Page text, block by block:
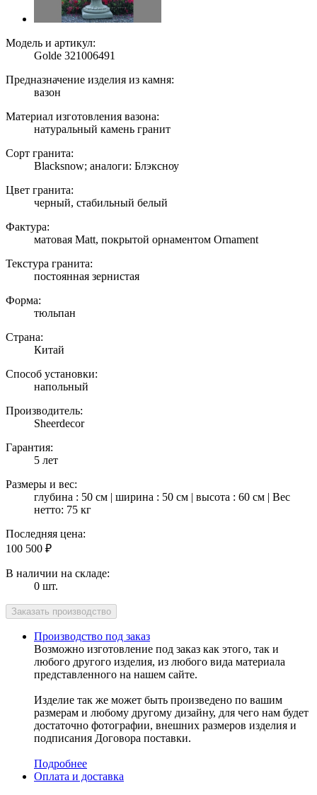
Модель и артикул:
Golde 321006491
Предназначение изделия из камня:
вазон
Материал изготовления вазона:
натуральный камень гранит
Сорт гранита:
Blacksnow; аналоги: Блэксноу
Цвет гранита:
черный, стабильный белый
Фактура:
матовая Matt, покрытой орнаментом Ornament
Текстура гранита:
постоянная зернистая
Форма:
тюльпан
Страна:
Китай
Способ установки:
напольный
Производитель:
Sheerdecor
Гарантия:
5 лет
Размеры и вес:
глубина : 50 см | ширина : 50 см | высота : 60 см | Вес
нетто: 75 кг
Последняя цена:
100 500 ₽
В наличии на складе:
0 шт.
Производство под заказ
Возможно изготовление под заказ как этого, так и
любого другого изделия, из любого вида материала
представленного на нашем сайте.
Изделие так же может быть произведено по вашим
размерам и любому другому дизайну, для чего нам будет
достаточно фотографии, внешних размеров изделия и
подписания Договора поставки.
Подробнее
Оплата и доставка